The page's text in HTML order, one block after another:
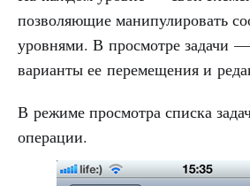
позволяющие манипулировать
уровнями. В просмотре задачи
варианты ее перемещения и
В режиме просмотра списка
операции.